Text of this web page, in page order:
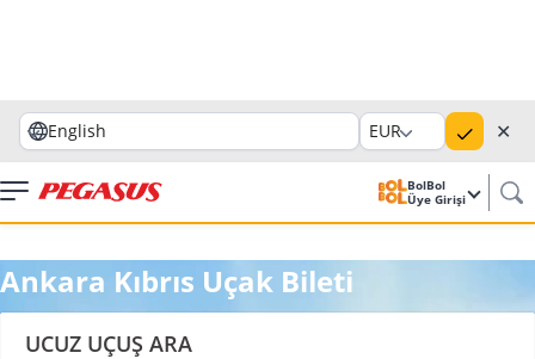
English EUR ✕
BolBol
Üye Girişi
Ankara Kıbrıs Uçak Bileti
UCUZ UÇUŞ ARA